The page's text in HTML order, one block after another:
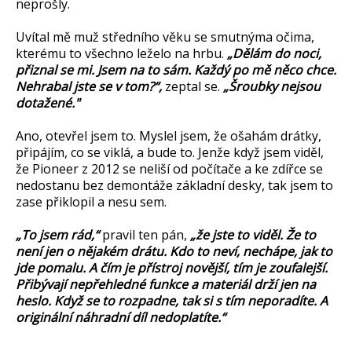
neprošly.
Uvítal mě muž středního věku se smutnýma očima,
kterému to všechno leželo na hrbu. „Dělám do noci,
přiznal se mi. Jsem na to sám. Každý po mě něco chce.
Nehrabal jste se v tom?“, zeptal se. „Šroubky nejsou
dotažené."
Ano, otevřel jsem to. Myslel jsem, že ošahám drátky,
připájím, co se viklá, a bude to. Jenže když jsem viděl,
že Pioneer z 2012 se neliší od počítače a ke zdířce se
nedostanu bez demontáže základní desky, tak jsem to
zase přiklopil a nesu sem.
„To jsem rád,“pravil ten pán, „že jste to viděl. Že to
není jen o nějakém drátu. Kdo to neví, nechápe, jak to
jde pomalu. A čím je přístroj novější, tím je zoufalejší.
Přibývají nepřehledné funkce a materiál drží jen na
heslo. Když se to rozpadne, tak si s tím neporadíte. A
originální náhradní díl nedoplatíte.“